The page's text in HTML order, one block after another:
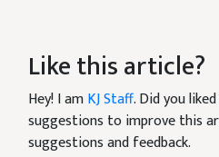
Like this article?
Hey! I amKJ Staff. Did you
suggestions to improve this
suggestions and feedback.